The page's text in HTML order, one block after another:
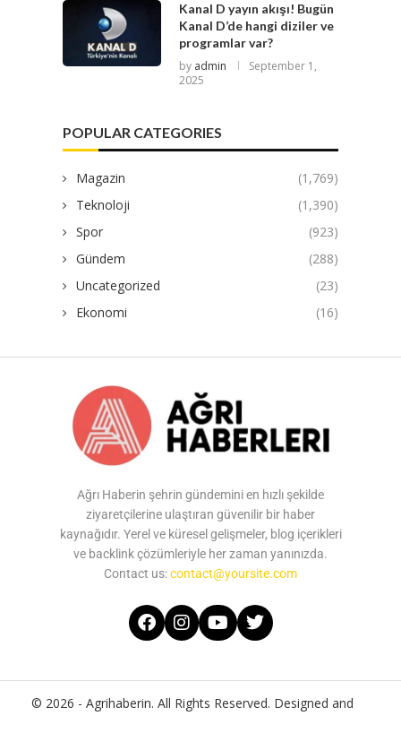
Kanal D yayın akışı! Bugün
Kanal D’de hangi diziler ve
programlar var?
by admin
September 1,
2025
POPULAR CATEGORIES
Magazin
(1,769)
Teknoloji
(1,390)
Spor
(923)
Gündem
(288)
Uncategorized
(23)
Ekonomi
(16)
Ağrı Haberin şehrin gündemini en hızlı şekilde
ziyaretçilerine ulaştıran güvenilir bir haber
kaynağıdır. Yerel ve küresel gelişmeler, blog içerikleri
ve backlink çözümleriyle her zaman yanınızda.
Contact us:contact@yoursite.com
© 2026 - Agrihaberin. All Rights Reserved. Designed and